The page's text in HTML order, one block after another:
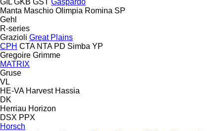
Manta Maschio Olimpia Romina SP
Gehl
R-series
Grazioli Great Plains
CPH CTA NTA PD Simba YP
Gregoire Grimme
MATRIX
Gruse
VL
HE-VA Harvest Hassia
DK
Herriau Horizon
DSX PPX
Horsch